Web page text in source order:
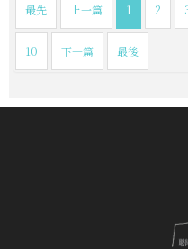
最先 上一篇 1 2
10 下一篇 最後